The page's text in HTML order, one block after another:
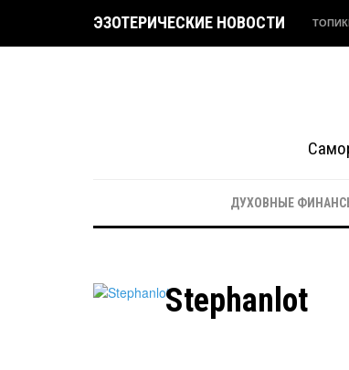
ЭЗОТЕРИЧЕСКИЕ НОВОСТИ
ДУХОВНЫЕ
Stephanlot